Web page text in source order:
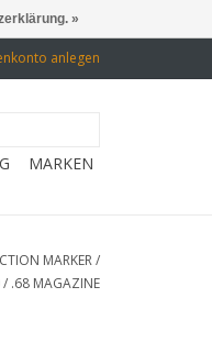
anlegen
MARKEN
MARKER/
.68 MAGAZINE
»